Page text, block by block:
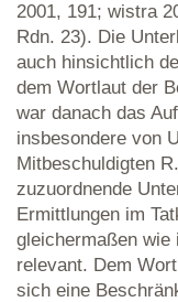
2001, 191; wistra
Rdn. 23). Die
auch hinsichtlich
dem Wortlaut der
war danach das
insbesondere von
zuzuordnende
Ermittlungen im
gleichermaßen wie
relevant. Dem
sich eine